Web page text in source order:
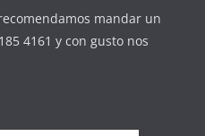
mandar un
4161 y con gusto nos